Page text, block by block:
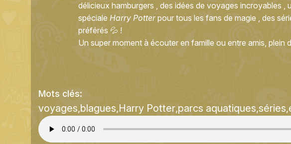
délicieux hamburgers , des idées de voyages incroyables ,
spéciale Harry Potterpour tous les fans de magie , des
préférés 💦 !
Un super moment à écouter en famille ou entre amis, plein
Mots clés:
voyages blagues Harry Potter parcs aquatiques séries